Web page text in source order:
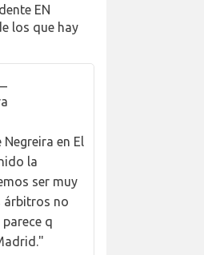
EN
los que hay
en El
la
ser muy
árbitros no
q